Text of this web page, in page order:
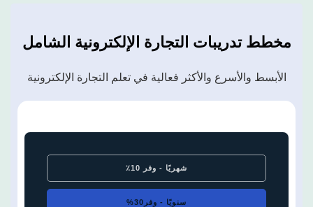
مخطط تدريبات التجارة الإلكترونية الشامل
الأبسط والأسرع والأكثر فعالية في تعلم التجارة الإلكترونية
شهريًا - وفر 10٪
سنويًا - وفر30%